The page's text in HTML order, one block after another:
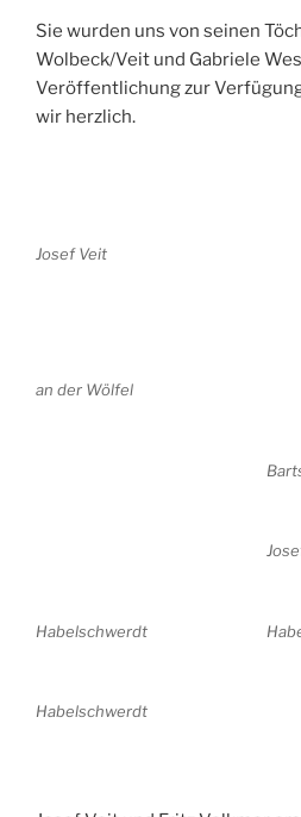
Sie wurden uns von seinen
Wolbeck/Veit und Gabriele
Veröffentlichung zur
wir herzlich.
Josef Veit
an der Wölfel
Habelschwerdt
Habelschwerdt